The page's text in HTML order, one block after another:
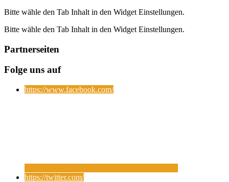
Bitte wähle den Tab Inhalt in den Widget Einstellungen.
Bitte wähle den Tab Inhalt in den Widget Einstellungen.
Partnerseiten
Folge uns auf
https://www.facebook.com/
https://twitter.com/